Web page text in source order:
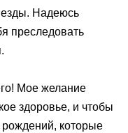
Надеюсь
преследовать
Мое желание
здоровье, и чтобы
которые